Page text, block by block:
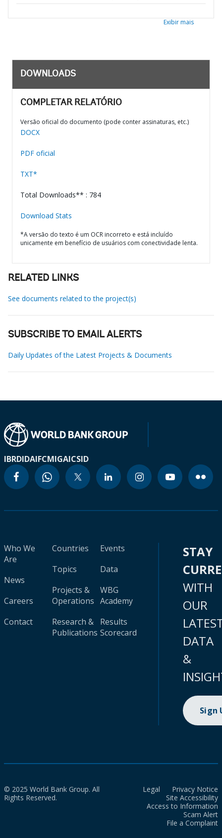
Exibir mais
DOWNLOADS
COMPLETAR RELATÓRIO
Versão oficial do documento (pode conter assinaturas, etc.)
DOCX
PDF oficial
TXT*
Total Downloads** : 784
Download Stats
*A versão do texto é um OCR incorreto e está incluído
unicamente em benefício de usuários com conectividade lenta.
RELATED LINKS
See documents related to the project(s)
SUBSCRIBE TO EMAIL ALERTS
Daily Updates of the Latest Projects & Documents
IBRDIDAIFCMIGAICSID
Who We
Are
News
Careers
Contact
Countries
Topics
Projects &
Operations
Research &
Publications
Events
Data
WBG
Academy
Results
Scorecard
STAY
WITH
OUR
DATA
&
Sign
© 2025 World Bank Group. All
Rights Reserved.
Legal
Privacy Notice
Site Accessibility
Access to Information
Scam Alert
File a Complaint